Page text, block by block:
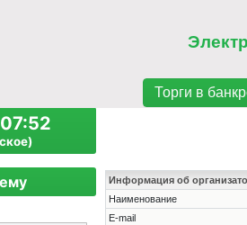
Торги в
Информация об
Наименование
E-mail